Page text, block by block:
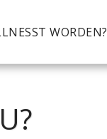
WORDEN?